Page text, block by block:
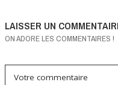
LAISSER UN
ON ADORE LES COMMENTAIRES !
Votre commentaire